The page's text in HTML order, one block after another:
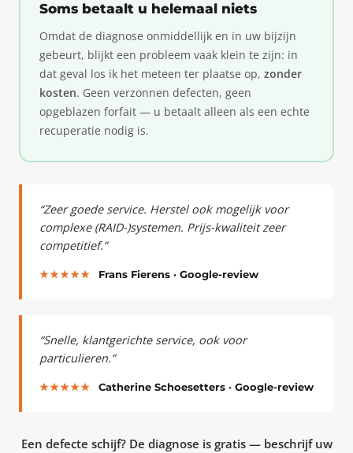
Soms betaalt u helemaal niets
Omdat de diagnose onmiddellijk en in uw bijzijn
gebeurt, blijkt een probleem vaak klein te zijn: in
dat geval los ik het meteen ter plaatse op, zonder
kosten. Geen verzonnen defecten, geen
opgeblazen forfait — u betaalt alleen als een echte
recuperatie nodig is.
“Zeer goede service. Herstel ook mogelijk voor
complexe (RAID-)systemen. Prijs-kwaliteit zeer
competitief.”
★★★★★ Frans Fierens · Google-review
“Snelle, klantgerichte service, ook voor
particulieren.”
★★★★★ Catherine Schoesetters · Google-review
Een defecte schijf? De diagnose is gratis — beschrijf uw